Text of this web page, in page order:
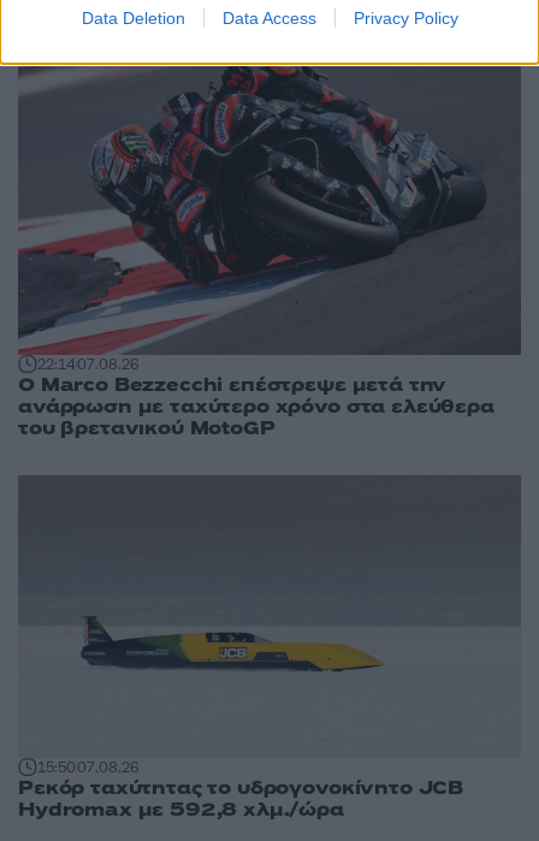
Data Deletion Data Access Privacy Policy
22:1407.08.26
Ο Marco Bezzecchi επέστρεψε μετά την
ανάρρωση με ταχύτερο χρόνο στα ελεύθερα
του βρετανικού MotoGP
15:5007.08.26
Ρεκόρ ταχύτητας το υδρογονοκίνητο JCB
Hydromax με 592,8 χλμ./ώρα